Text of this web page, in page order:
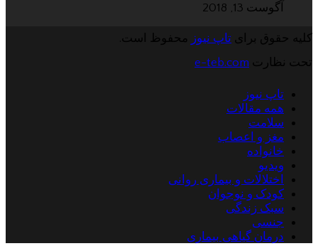
آگوست 13, 2018
کلیه حقوق برای تاپ نیوز
محفوظ است.
تحت نظارت e-teb.com
تاپ نیوز
همه مقالات
سلامت
مغز و اعصاب
خانواده
ویدیو
اختلالات و بیماری روانی
کودک و نوجوان
سبک زندگی
جنسی
درمان گیاهی بیماری